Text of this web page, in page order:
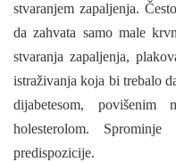
stvaranjem zapaljenja.
da zahvata samo male
stvaranja zapaljenja,
istraživanja koja bi trebalo
dijabetesom,
holesterolom.
predispozicije.